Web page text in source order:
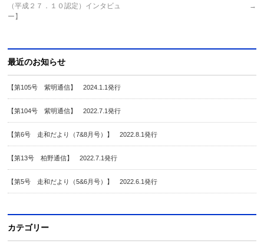
（平成２７．１０認定）インタビュ
ー】
→
最近のお知らせ
【第105号 紫明通信】 2024.1.1発行
【第104号 紫明通信】 2022.7.1発行
【第6号 走和だより（7&8月号）】 2022.8.1発行
【第13号 柏野通信】 2022.7.1発行
【第5号 走和だより（5&6月号）】 2022.6.1発行
カテゴリー